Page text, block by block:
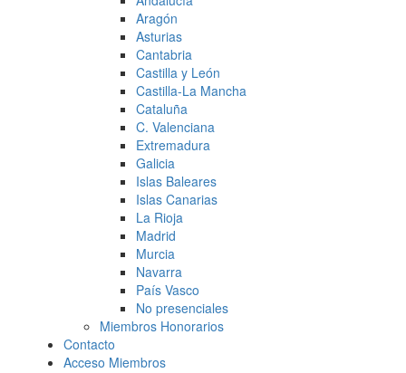
Aragón
Asturias
Cantabria
Castilla y León
Castilla-La Mancha
Cataluña
C. Valenciana
Extremadura
Galicia
Islas Baleares
Islas Canarias
La Rioja
Madrid
Murcia
Navarra
País Vasco
No presenciales
Miembros Honorarios
Contacto
Acceso Miembros